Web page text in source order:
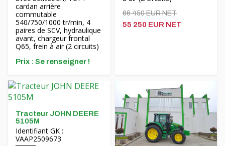
cardan arrière
commutable
540/750/1000 tr/min, 4
paires de SCV, hydraulique
avant, chargeur frontal
Q65, frein à air (2 circuits)
Prix ​​: Se renseigner !
66 450 EUR NET
55 250 EUR NET
Tracteur JOHN DEERE
5105M
Identifiant GK :
VAAP2509673